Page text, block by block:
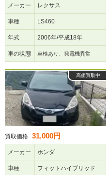
メーカー レクサス
車種 LS460
年式 2006年/平成18年
車の状態 車検あり、発電機異常
高価買取中
買取価格 31,000円
メーカー ホンダ
車種 フィットハイブリッド